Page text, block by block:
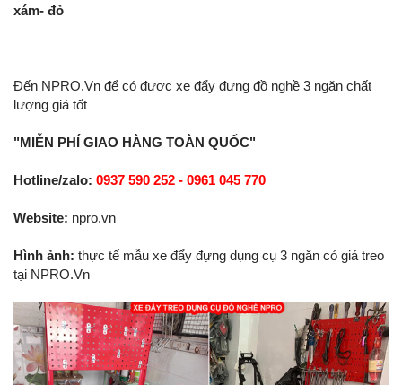
xám- đỏ
Đến NPRO.Vn để có được xe đẩy đựng đồ nghề 3 ngăn chất
lượng giá tốt
"MIỄN PHÍ GIAO HÀNG TOÀN QUỐC"
Hotline/zalo: 0937 590 252 - 0961 045 770
Website: npro.vn
Hình ảnh: thực tế mẫu xe đẩy đựng dụng cụ 3 ngăn có giá treo
tại NPRO.Vn